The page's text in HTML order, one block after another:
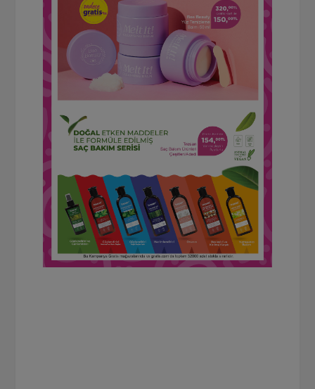
Çikolata & Bisküvi & Kuruyemiş
Dondurma
Dondurulmuş Ürünler
Et & Balık Ev & Dekorasyon
Evcil Hayvan
Gezi & Seyahat
Giyim Hazır Soslar Hazır Yemekler
Hobi
İçecekler
Kırtasiye Kişisel Bakım Kitap & Dergi
Konserve
Küçük Ev Aletleri
Meyve & Sebze Mutfak Ürünleri
Un & Şeker & Yağ